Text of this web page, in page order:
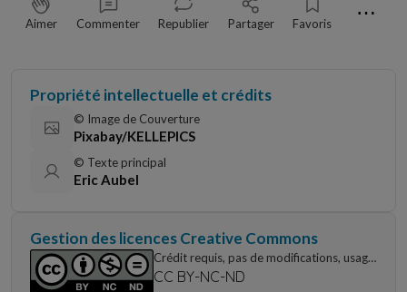
Aimer Commenter Republier Partager Favoris ⋯
Propriété intellectuelle et crédits
© Image de Couverture
Pixabay/KELLEPICS
© Texte principal
Eric Aubel
Gestion des licences Creative Commons
Crédit requis, pas de modifications, usage
non commercial uniquement
CC BY-NC-ND